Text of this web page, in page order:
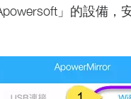
」的設備，